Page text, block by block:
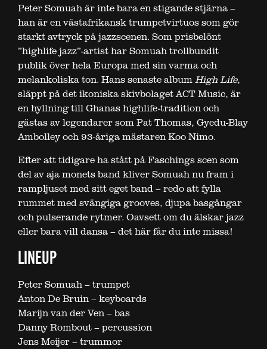
Peter Somuah är inte bara en stigande stjärna –
han är en västafrikansk trumpetvirtuos som gör
starkt avtryck på jazzscenen. Som prisbelönt
”highlife jazz”-artist har Somuah trollbundit
publik över hela Europa med sin varma och
melankoliska ton. Hans senaste albumHigh Life,
släppt på det ikoniska skivbolaget ACT Music, är
en hyllning till Ghanas highlife-tradition och
gästas av legendarer som Pat Thomas, Gyedu-Blay
Ambolley och 93-åriga mästaren Koo Nimo.
Efter att tidigare ha stått på Faschings scen som
del av aja monets band kliver Somuah nu fram i
rampljuset med sitt eget band – redo att fylla
rummet med svängiga grooves, djupa basgångar
och pulserande rytmer. Oavsett om du älskar jazz
eller bara vill dansa – det här får du inte missa!
LINEUP
Peter Somuah – trumpet
Anton De Bruin – keyboards
Marijn van der Ven – bas
Danny Rombout – percussion
Jens Meijer – trummor